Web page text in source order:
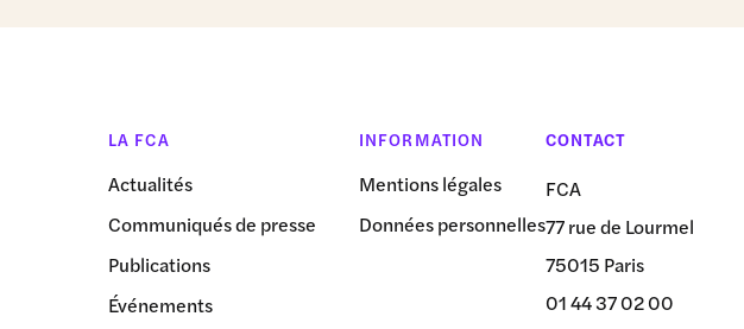
LA FCA
Actualités
Communiqués de presse
Publications
Événements
INFORMATION
Mentions légales
Données personnelles
CONTACT
FCA
77 rue de Lourmel
75015 Paris
01 44 37 02 00